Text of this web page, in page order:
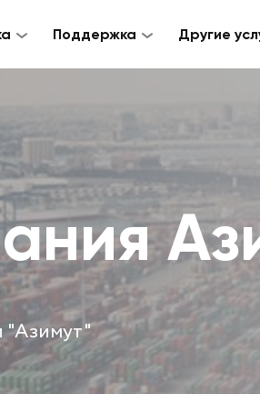
Поддержка Другие
"Азимут"